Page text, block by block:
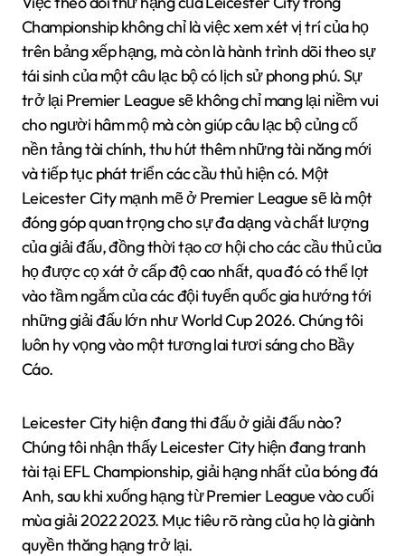
Championship không chỉ là việc xem xét vị trí của họ
trên bảng xếp hạng, mà còn là hành trình dõi theo sự
tái sinh của một câu lạc bộ có lịch sử phong phú. Sự
trở lại Premier League sẽ không chỉ mang lại niềm vui
cho người hâm mộ mà còn giúp câu lạc bộ củng cố
nền tảng tài chính, thu hút thêm những tài năng mới
và tiếp tục phát triển các cầu thủ hiện có. Một
Leicester City mạnh mẽ ở Premier League sẽ là một
đóng góp quan trọng cho sự đa dạng và chất lượng
của giải đấu, đồng thời tạo cơ hội cho các cầu thủ của
họ được cọ xát ở cấp độ cao nhất, qua đó có thể lọt
vào tầm ngắm của các đội tuyển quốc gia hướng tới
những giải đấu lớn như World Cup 2026. Chúng tôi
luôn hy vọng vào một tương lai tươi sáng cho Bầy
Cáo.
Leicester City hiện đang thi đấu ở giải đấu nào?
Chúng tôi nhận thấy Leicester City hiện đang tranh
tài tại EFL Championship, giải hạng nhất của bóng đá
Anh, sau khi xuống hạng từ Premier League vào cuối
mùa giải 2022 2023. Mục tiêu rõ ràng của họ là giành
quyền thăng hạng trở lại.